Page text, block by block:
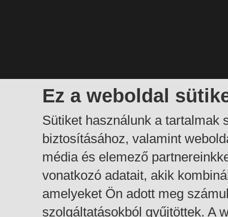
Ez a weboldal
Sütiket használunk a tartalmak
biztosításához, valamint
média és elemező
vonatkozó adatait, akik
amelyeket Ön adott meg
szolgáltatásokból gyűjtöttek. A